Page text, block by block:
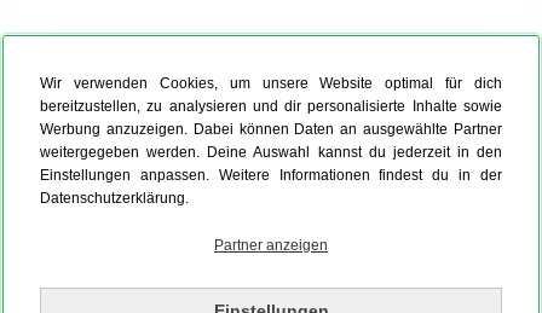
Wir verwenden Cookies, um unsere Website optimal für dich
bereitzustellen, zu analysieren und dir personalisierte Inhalte sowie
Werbung anzuzeigen. Dabei können Daten an ausgewählte Partner
weitergegeben werden. Deine Auswahl kannst du jederzeit in den
Einstellungen anpassen. Weitere Informationen findest du in der
Datenschutzerklärung.
Partner anzeigen